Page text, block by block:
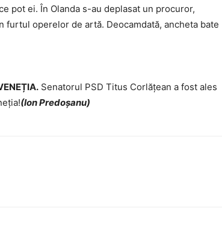
pot ei. În Olanda s-au deplasat un procuror,
operelor de artă. Deocamdată, ancheta bate
Senatorul PSD Titus Corlățean a fost ales
(Ion Predoșanu)